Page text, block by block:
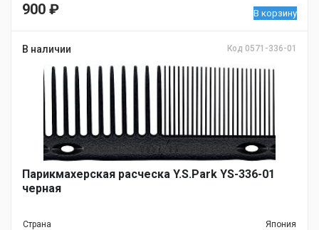
900 ₽ В корзину
В наличии Код 0571-336-01
Парикмахерская расческа Y.S.Park YS-336-01
черная
Страна Япония